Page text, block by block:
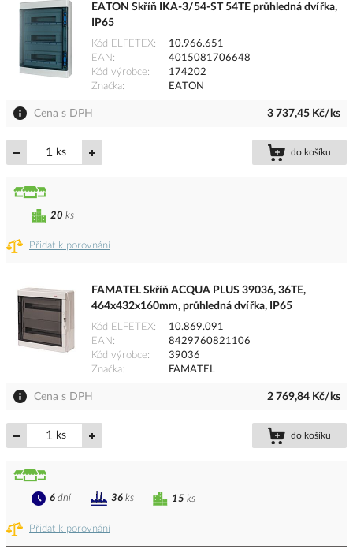
EATON Skříň IKA-3/54-ST 54TE průhledná dvířka,
IP65
Kód ELFETEX
10.966.651
EAN
4015081706648
Kód výrobce
174202
Značka
EATON
Cena s DPH 3 737,45 Kč/ks
ks do košíku
Přidat k porovnání
20 ks
FAMATEL Skříň ACQUA PLUS 39036, 36TE,
464x432x160mm, průhledná dvířka, IP65
Kód ELFETEX
10.869.091
EAN
8429760821106
Kód výrobce
39036
Značka
FAMATEL
Cena s DPH 2 769,84 Kč/ks
ks do košíku
Přidat k porovnání
15 ks
6 dní 36 ks